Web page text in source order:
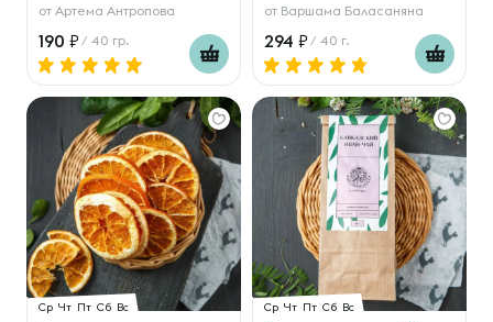
от Артема Антропова
190 / 40 гр.
от Варшама Баласаняна
294 / 40 г.
Ср Чт Пт Сб Вс Ср Чт Пт Сб Вс